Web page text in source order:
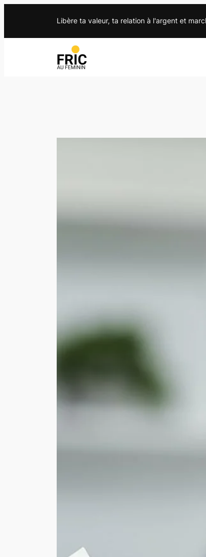
Libère ta valeur, ta relation à l'argent et